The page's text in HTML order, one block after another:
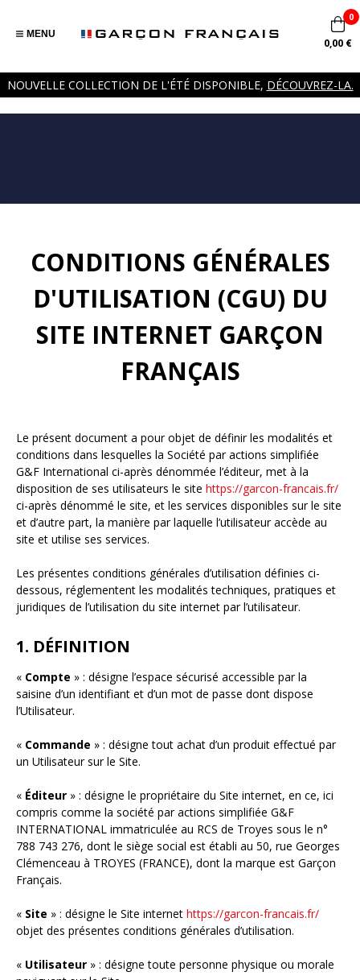
NOUVELLE COLLECTION DE L'ÉTÉ DISPONIBLE, DÉCOUVREZ-LA.
MENU
0
0,00 €
CONDITIONS GÉNÉRALES
D'UTILISATION (CGU) DU
SITE INTERNET GARÇON
FRANÇAIS
Le présent document a pour objet de définir les modalités et
conditions dans lesquelles la Société par actions simplifiée
G&F International ci-après dénommée l’éditeur, met à la
disposition de ses utilisateurs le site https://garcon-francais.fr/
ci-après dénommé le site, et les services disponibles sur le site
et d’autre part, la manière par laquelle l’utilisateur accède au
site et utilise ses services.
Les présentes conditions générales d’utilisation définies ci-
dessous, réglementent les modalités techniques, pratiques et
juridiques de l’utilisation du site internet par l’utilisateur.
1. DÉFINITION
« Compte » : désigne l’espace sécurisé accessible par la
saisine d’un identifiant et d’un mot de passe dont dispose
l’Utilisateur.
« Commande » : désigne tout achat d’un produit effectué par
un Utilisateur sur le Site.
« Éditeur » : désigne le propriétaire du Site internet, en ce, ici
compris comme la société par actions simplifiée G&F
INTERNATIONAL immatriculée au RCS de Troyes sous le n°
788 743 276, dont le siège social est établi au 50, rue Georges
Clémenceau à TROYES (FRANCE), dont la marque est Garçon
Français.
« Site » : désigne le Site internet https://garcon-francais.fr/
objet des présentes conditions générales d’utilisation.
« Utilisateur » : désigne toute personne physique ou morale